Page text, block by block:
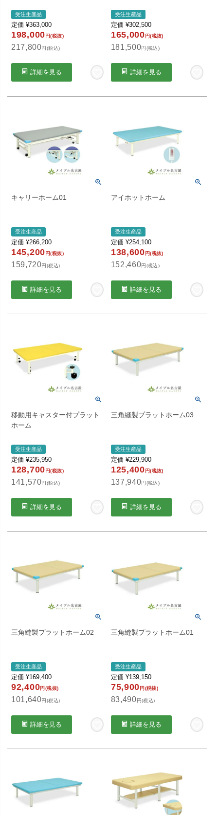
受注生産品
定価 ¥363,000
198,000 円(税抜)
217,800円(税込)
詳細を見る
受注生産品
定価 ¥302,500
165,000 円(税抜)
181,500円(税込)
詳細を見る
キャリーホーム01
受注生産品
定価 ¥266,200
145,200 円(税抜)
159,720円(税込)
詳細を見る
アイホットホーム
受注生産品
定価 ¥254,100
138,600 円(税抜)
152,460円(税込)
詳細を見る
移動用キャスター付プラット
ホーム
受注生産品
定価 ¥235,950
128,700 円(税抜)
141,570円(税込)
詳細を見る
三角縫製プラットホーム03
受注生産品
定価 ¥229,900
125,400 円(税抜)
137,940円(税込)
詳細を見る
三角縫製プラットホーム02
受注生産品
定価 ¥169,400
92,400円(税抜)
101,640円(税込)
詳細を見る
三角縫製プラットホーム01
受注生産品
定価 ¥139,150
75,900 円(税抜)
83,490 円(税込)
詳細を見る